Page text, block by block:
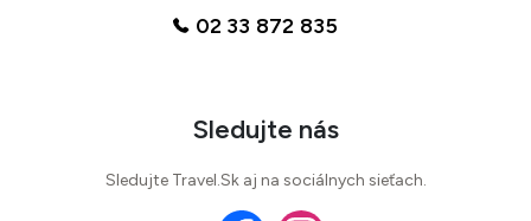
02 33 872 835
Sledujte nás
Sledujte Travel.Sk aj na sociálnych sieťach.